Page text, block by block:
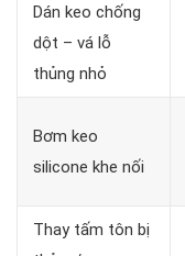
Dán keo chống
dột – vá lỗ
thủng nhỏ
Bơm keo
silicone khe nối
Thay tấm tôn bị